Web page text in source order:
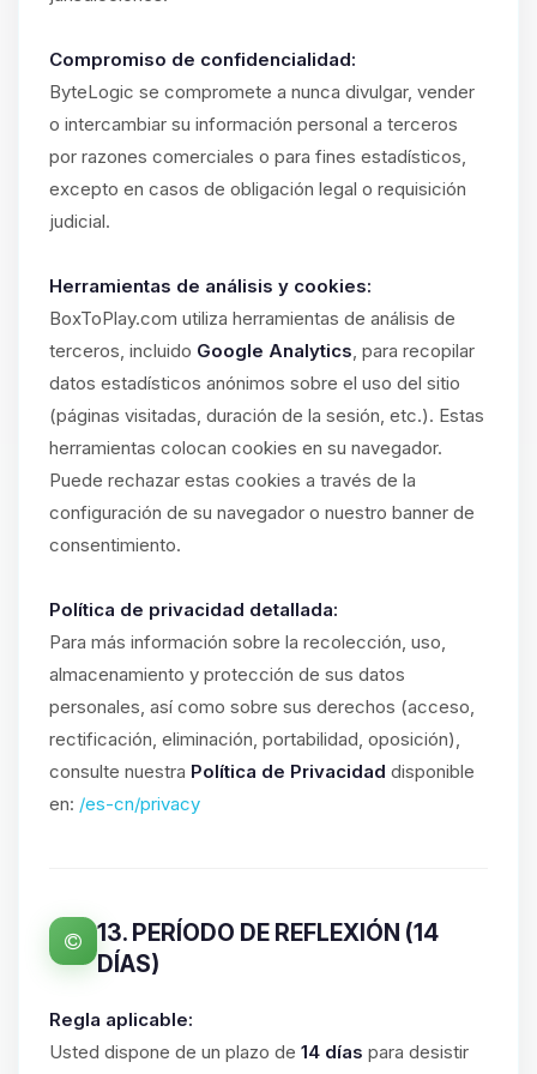
Compromiso de confidencialidad:
ByteLogic se compromete a nunca divulgar, vender
o intercambiar su información personal a terceros
por razones comerciales o para fines estadísticos,
excepto en casos de obligación legal o requisición
judicial.
Herramientas de análisis y cookies:
BoxToPlay.com utiliza herramientas de análisis de
terceros, incluido Google Analytics, para recopilar
datos estadísticos anónimos sobre el uso del sitio
(páginas visitadas, duración de la sesión, etc.). Estas
herramientas colocan cookies en su navegador.
Puede rechazar estas cookies a través de la
configuración de su navegador o nuestro banner de
consentimiento.
Política de privacidad detallada:
Para más información sobre la recolección, uso,
almacenamiento y protección de sus datos
personales, así como sobre sus derechos (acceso,
rectificación, eliminación, portabilidad, oposición),
consulte nuestra Política de Privacidad disponible
en: /es-cn/privacy
13. PERÍODO DE REFLEXIÓN (14
DÍAS)
Regla aplicable:
Usted dispone de un plazo de 14 días para desistir